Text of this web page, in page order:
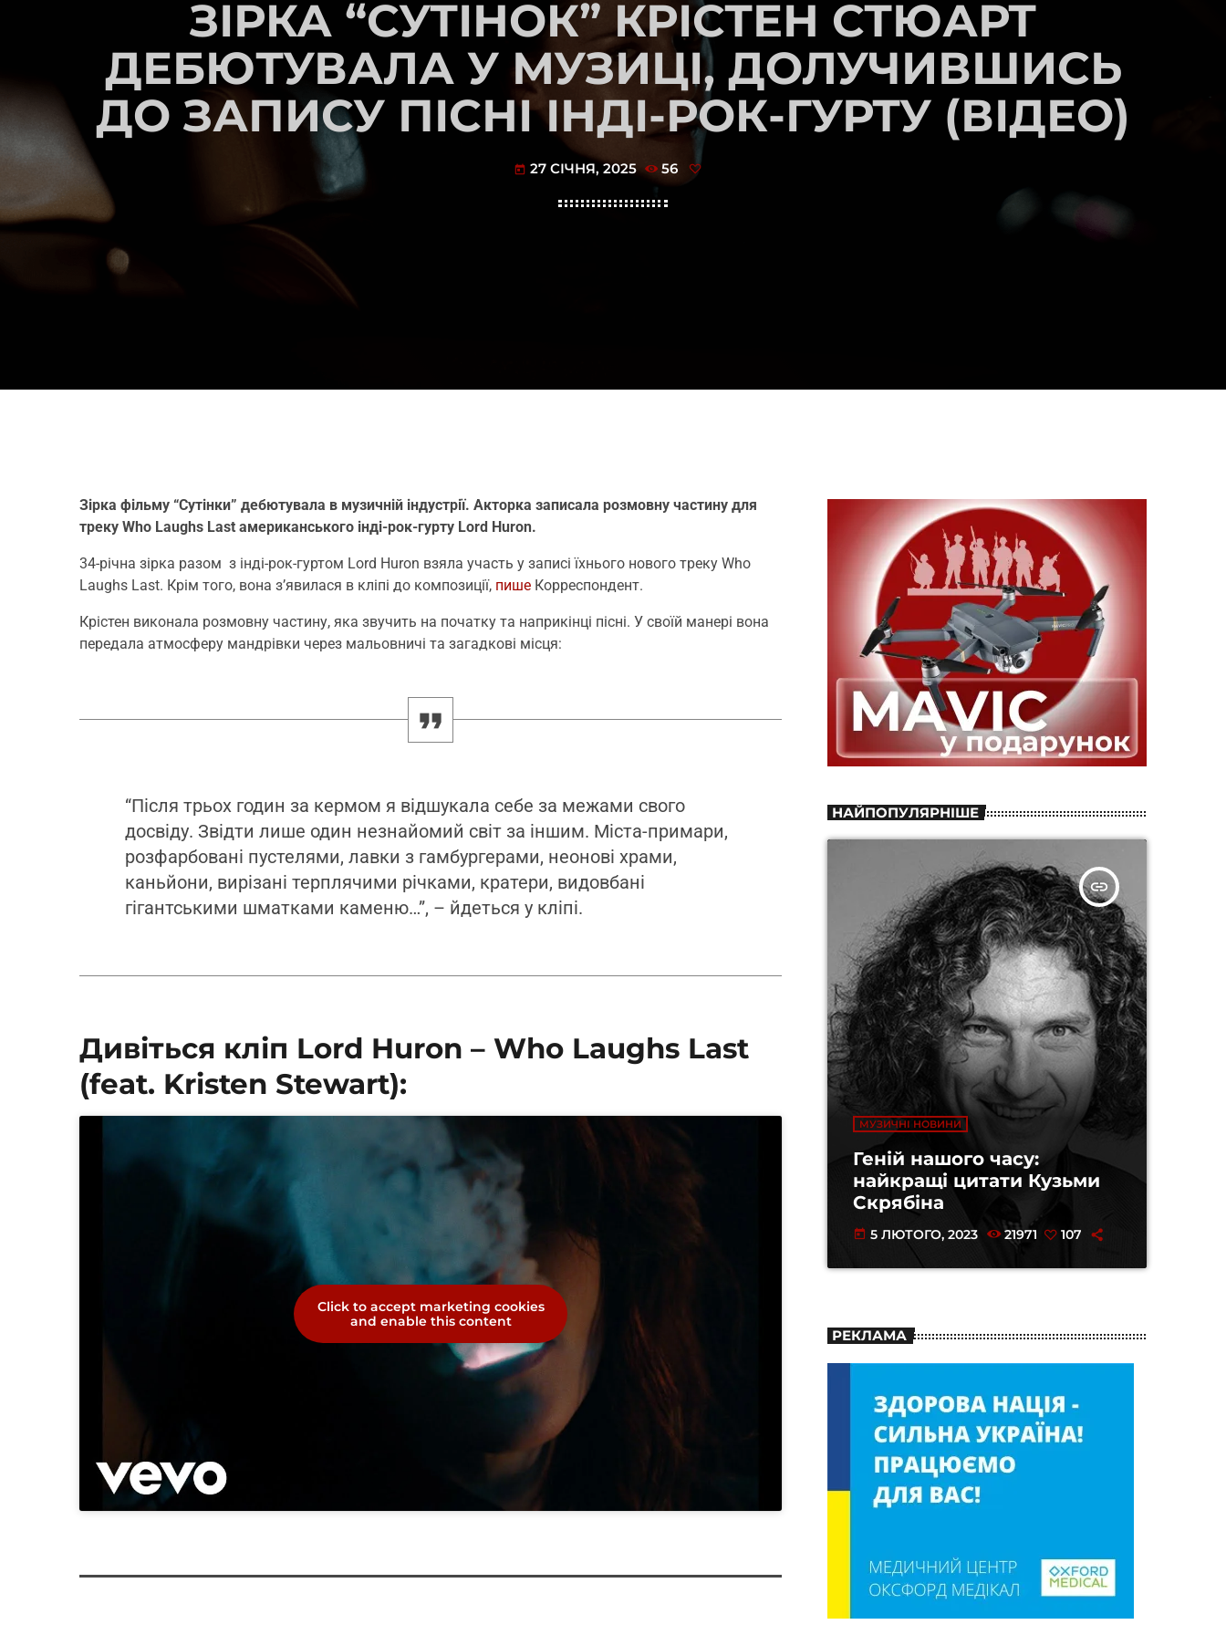
ЗІРКА “СУТІНОК” КРІСТЕН СТЮАРТ
ДЕБЮТУВАЛА У МУЗИЦІ, ДОЛУЧИВШИСЬ
ДО ЗАПИСУ ПІСНІ ІНДІ-РОК-ГУРТУ (ВІДЕО)
today 27 СІЧНЯ, 2025 56
Зірка фільму “Сутінки” дебютувала в музичній індустрії. Акторка записала розмовну частину для
треку Who Laughs Last американського інді-рок-гурту Lord Huron.
34-річна зірка разом з інді-рок-гуртом Lord Huron взяла участь у записі їхнього нового треку Who
Laughs Last. Крім того, вона з’явилася в кліпі до композиції, пише Корреспондент.
Крістен виконала розмовну частину, яка звучить на початку та наприкінці пісні. У своїй манері вона
передала атмосферу мандрівки через мальовничі та загадкові місця:
“Після трьох годин за кермом я відшукала себе за межами свого
досвіду. Звідти лише один незнайомий світ за іншим. Міста-примари,
розфарбовані пустелями, лавки з гамбургерами, неонові храми,
каньйони, вирізані терплячими річками, кратери, видовбані
гігантськими шматками каменю…”, – йдеться у кліпі.
Дивіться кліп Lord Huron – Who Laughs Last
(feat. Kristen Stewart):
Click to accept marketing cookies
and enable this content
НАЙПОПУЛЯРНІШЕ
insert_link
МУЗИЧНІ НОВИНИ
Геній нашого часу:
найкращі цитати Кузьми
Скрябіна
today 5 ЛЮТОГО, 2023 21971 107
РЕКЛАМА